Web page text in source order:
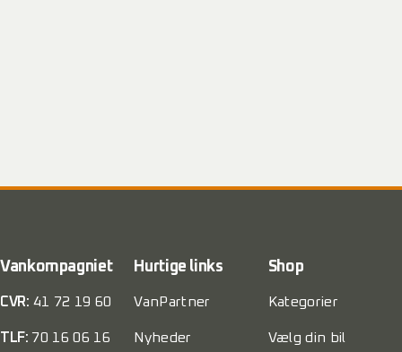
Vankompagniet
CVR: 41 72 19 60
TLF: 70 16 06 16
Hurtige links
VanPartner
Nyheder
Shop
Kategorier
Vælg din bil